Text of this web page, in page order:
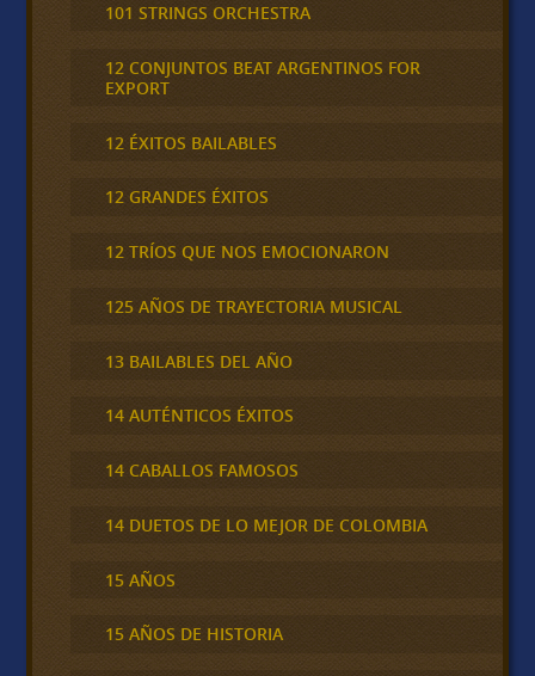
101 STRINGS ORCHESTRA
12 CONJUNTOS BEAT ARGENTINOS FOR
EXPORT
12 ÉXITOS BAILABLES
12 GRANDES ÉXITOS
12 TRÍOS QUE NOS EMOCIONARON
125 AÑOS DE TRAYECTORIA MUSICAL
13 BAILABLES DEL AÑO
14 AUTÉNTICOS ÉXITOS
14 CABALLOS FAMOSOS
14 DUETOS DE LO MEJOR DE COLOMBIA
15 AÑOS
15 AÑOS DE HISTORIA